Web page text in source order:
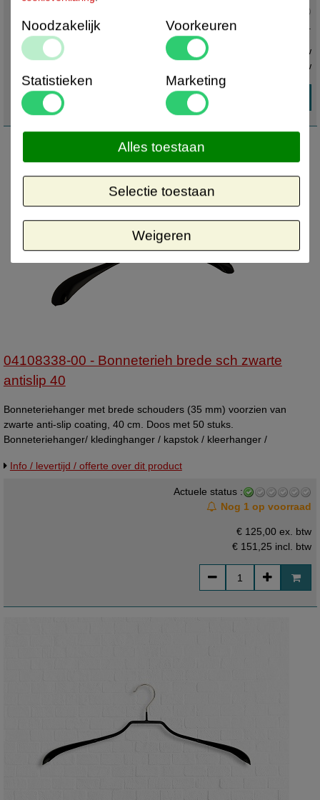
Bestel nu en ontvang z.s.m.
€ 156,80 ex. btw
incl. btw
04108338-00 - Bonneterieh brede sch zwarte
antislip 40
Bonneteriehanger met brede schouders (35 mm) voorzien van
zwarte anti-slip coating, 40 cm. Doos met 50 stuks.
Bonneteriehanger/ kledinghanger / kapstok / kleerhanger /
32mm. Breedte 40cm., Zwart. De kledinghanger heeft een rubberen
Info / levertijd / offerte over dit product
Actuele status :
Nog 1 op voorraad
€ 125,00 ex. btw
€ 151,25 incl. btw
Noodzakelijk Voorkeuren
Statistieken Marketing
Weigeren
Selectie toestaan
Alles toestaan